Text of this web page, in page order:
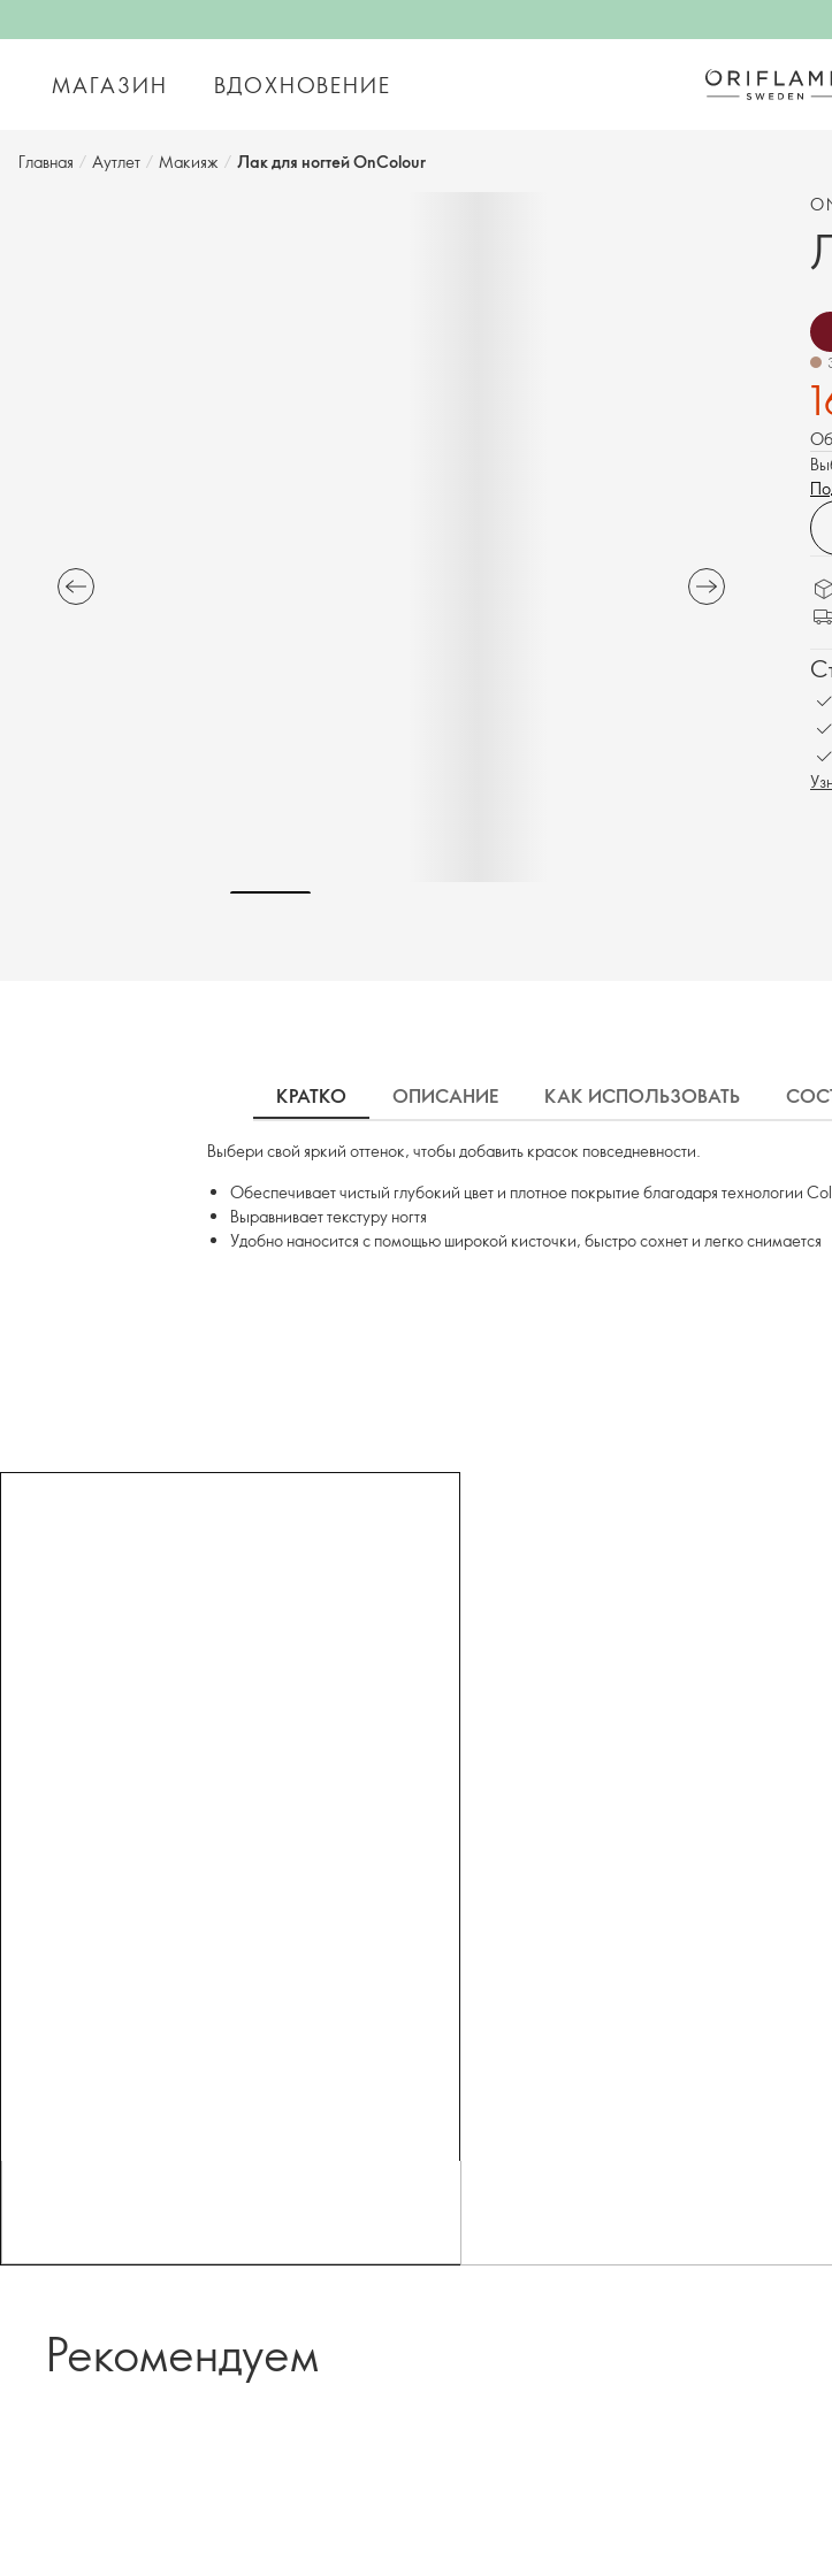
МАГАЗИН ВДОХНОВЕНИЕ
Главная / Аутлет / Макияж / Лак для ногтей OnColour
КРАТКО ОПИСАНИЕ КАК ИСПОЛЬЗОВАТЬ
Выбери свой яркий оттенок, чтобы добавить красок повседневности.
Обеспечивает чистый глубокий цвет и плотное покрытие благодаря технологии
Выравнивает текстуру ногтя
Удобно наносится с помощью широкой кисточки, быстро сохнет и легко снимается
Рекомендуем